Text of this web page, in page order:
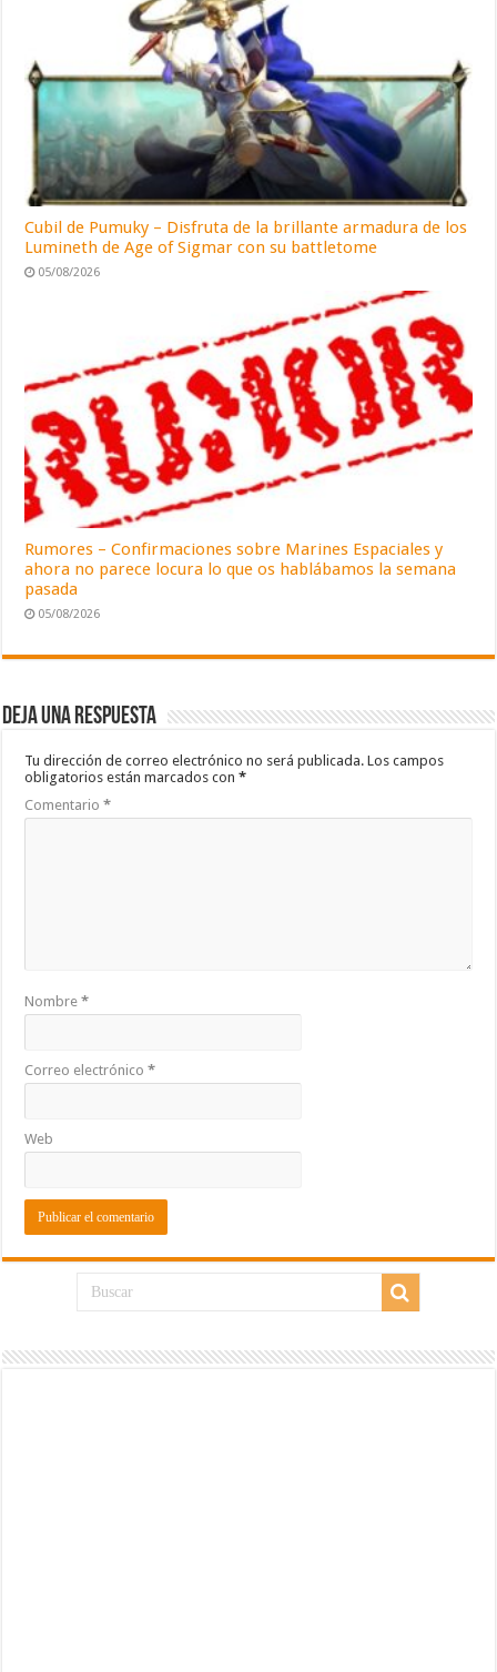
Cubil de Pumuky – Disfruta de la brillante armadura de los
Lumineth de Age of Sigmar con su battletome
05/08/2026
Rumores – Confirmaciones sobre Marines Espaciales y
ahora no parece locura lo que os hablábamos la semana
pasada
05/08/2026
Deja una respuesta
Tu dirección de correo electrónico no será publicada. Los campos
obligatorios están marcados con*
Comentario*
Nombre*
Correo electrónico*
Web